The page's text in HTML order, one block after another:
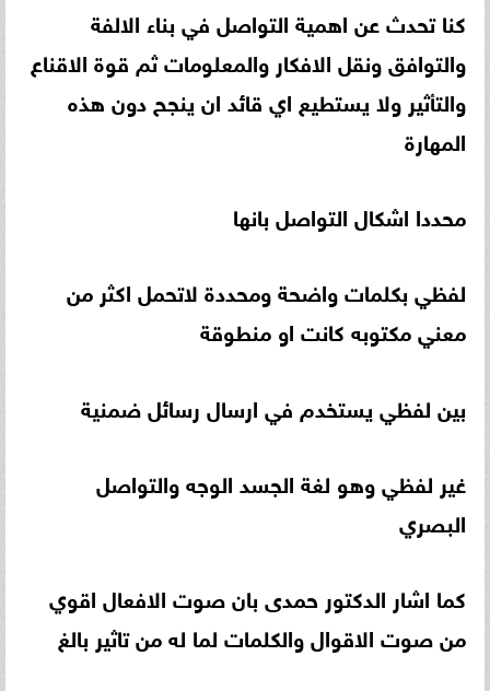
كنا تحدث عن اهمية التواصل في بناء الالفة
والتوافق ونقل الافكار والمعلومات ثم قوة الاقناع
والتأثير ولا يستطيع اي قائد ان ينجح دون هذه
المهارة
محددا اشكال التواصل بانها
لفظي بكلمات واضحة ومحددة لاتحمل اكثر من
معني مكتوبه كانت او منطوقة
بين لفظي يستخدم في ارسال رسائل ضمنية
غير لفظي وهو لغة الجسد الوجه والتواصل
البصري
كما اشار الدكتور حمدى بان صوت الافعال اقوي
من صوت الاقوال والكلمات لما له من تاثير بالغ